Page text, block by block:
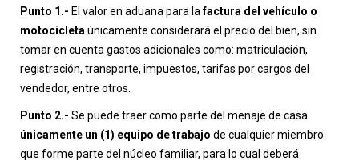
Punto 1.- El valor en aduana para lafactura del vehículo o
motocicleta únicamente considerará el precio del bien, sin
tomar en cuenta gastos adicionales como: matriculación,
registración, transporte, impuestos, tarifas por cargos del
vendedor, entre otros.
Punto 2.- Se puede traer como parte del menaje de casa
únicamente un (1) equipo de trabajo de cualquier miembro
que forme parte del núcleo familiar, para lo cual deberá